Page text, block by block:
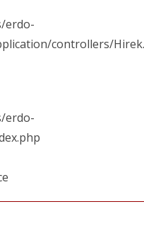
erdo-
controllers/
erdo-